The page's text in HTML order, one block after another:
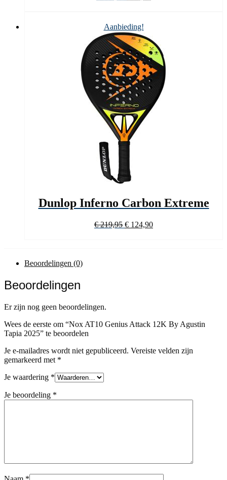
€ 119,95.
Aanbieding!
Dunlop Inferno Carbon Extreme
€219,95 Oorspronkelijke
€ 124,90Huidige
Beoordelingen (0)
Beoordelingen
Er zijn nog geen beoordelingen.
Wees de eerste om “Nox AT10 Genius Attack 12K By Agustin
Tapia 2025” te beoordelen
Je e-mailadres wordt niet gepubliceerd. Vereiste velden zijn
gemarkeerd met *
Je waardering *
Je beoordeling *